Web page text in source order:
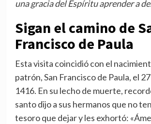
una gracia del Espíritu aprender a
Sigan el camino de
Francisco de Paula
Esta visita coincidió con el
patrón, San Francisco de Paula, el
1416. En su lecho de muerte,
santo dijo a sus hermanos que no
tesoro que dejar y les exhortó: